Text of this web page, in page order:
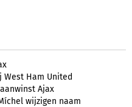
Ham United
Ajax
wijzigen naam